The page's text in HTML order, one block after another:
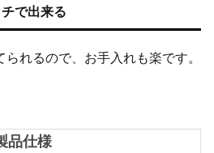
で出来る
れるので、お手入れも楽です。
品仕様